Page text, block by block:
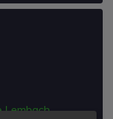
Lembach